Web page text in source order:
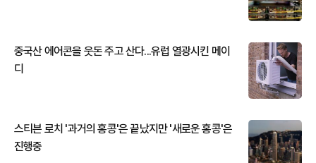
중국산 에어콘을 웃돈 주고 산다...유럽 열광시킨 메이
디
스티븐 로치 '과거의 홍콩'은 끝났지만 '새로운 홍콩'은
진행중